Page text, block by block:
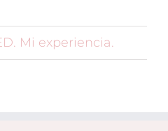
Mi experiencia.